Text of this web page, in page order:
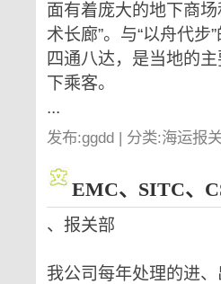
面有着庞大的地下商
术长廊”。与“以舟代
四通八达，是当地的
下乘客。
...
发布:ggdd | 分类:海运报
EMC、SITC、
、报关部
我公司每年处理的进